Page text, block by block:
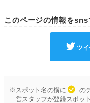
このページの情報をsns
ツイ
※スポット名の横に
の
営スタッフが登録スポッ